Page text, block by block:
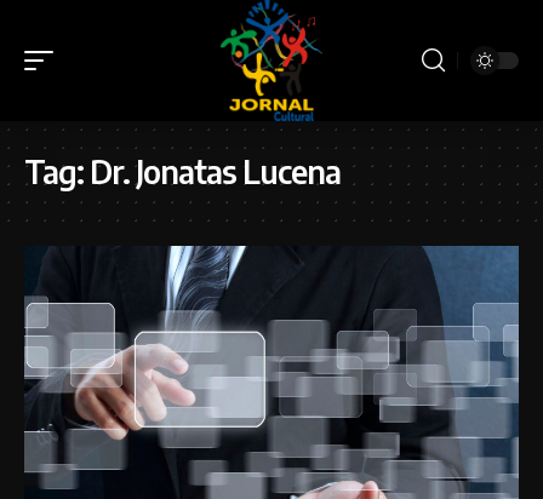
Tag: Dr. Jonatas Lucena